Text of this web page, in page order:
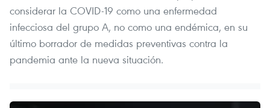
considerar la COVID-19 como una enfermedad
infecciosa del grupo A, no como una endémica, en su
último borrador de medidas preventivas contra la
pandemia ante la nueva situación.